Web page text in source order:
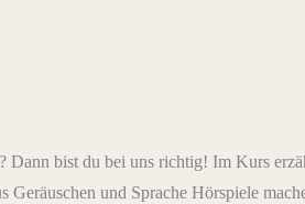
Dann bist du bei uns richtig! Im Kurs
Geräuschen und Sprache Hörspiele